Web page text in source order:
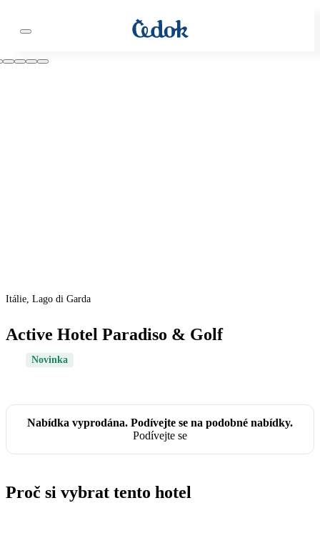
Itálie, Lago di Garda
Active Hotel Paradiso & Golf
Novinka
Nabídka vyprodána. Podívejte se na podobné nabídky.
Podívejte se
Proč si vybrat tento hotel